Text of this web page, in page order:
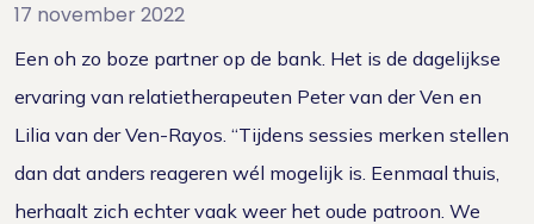
17 november 2022
Een oh zo boze partner op de bank. Het is de dagelijkse
ervaring van relatietherapeuten Peter van der Ven en
Lilia van der Ven-Rayos. “Tijdens sessies merken stellen
dan dat anders reageren wél mogelijk is. Eenmaal thuis,
herhaalt zich echter vaak weer het oude patroon. We